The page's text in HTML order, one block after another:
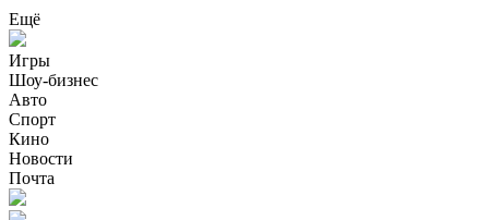
Ещё
Игры
Шоу-бизнес
Авто
Спорт
Кино
Новости
Почта